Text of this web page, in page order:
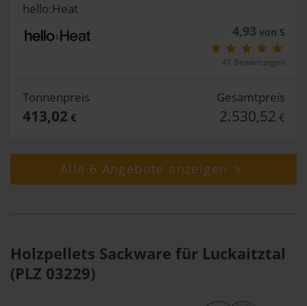
hello:Heat
4,93 von 5
41 Bewertungen
Tonnenpreis
413,02 €
Gesamtpreis
2.530,52 €
Alle 6 Angebote anzeigen
Holzpellets Sackware für Luckaitztal
(PLZ 03229)